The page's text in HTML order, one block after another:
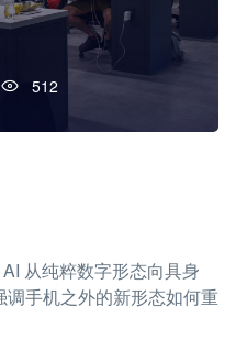
512
从纯粹数字形态向具身
手机之外的新形态如何重